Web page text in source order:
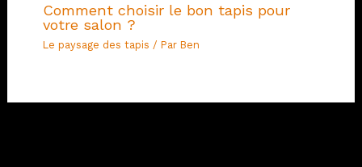
Comment choisir le bon tapis pour
votre salon ?
Le paysage des tapis / Par Ben